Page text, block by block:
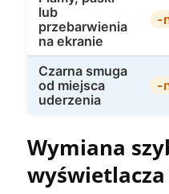
lub
przebarwienia
na ekranie
Czarna smuga
od miejsca
uderzenia
Wymiana
wyświetlacza